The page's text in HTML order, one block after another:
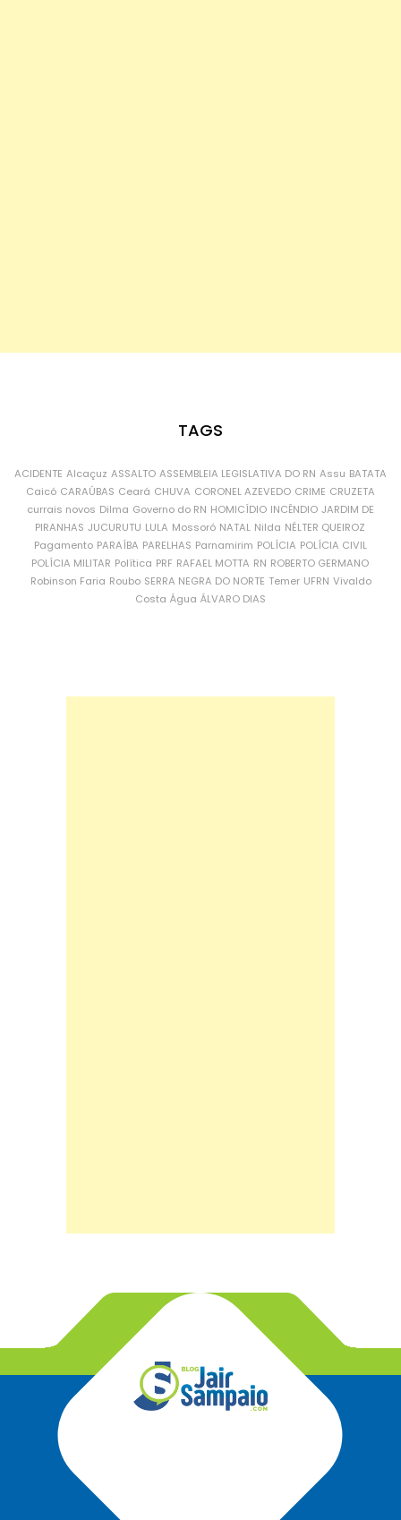
TAGS
ACIDENTE Alcaçuz ASSALTO ASSEMBLEIA LEGISLATIVA DO RN Assu BATATA
Caicó CARAÚBAS Ceará CHUVA CORONEL AZEVEDO CRIME CRUZETA
currais novos Dilma Governo do RN HOMICÍDIO INCÊNDIO JARDIM DE
PIRANHAS JUCURUTU LULA Mossoró NATAL Nilda NÉLTER QUEIROZ
Pagamento PARAÍBA PARELHAS Parnamirim POLÍCIA POLÍCIA CIVIL
POLÍCIA MILITAR Política PRF RAFAEL MOTTA RN ROBERTO GERMANO
Robinson Faria Roubo SERRA NEGRA DO NORTE Temer UFRN Vivaldo
Costa Água ÁLVARO DIAS